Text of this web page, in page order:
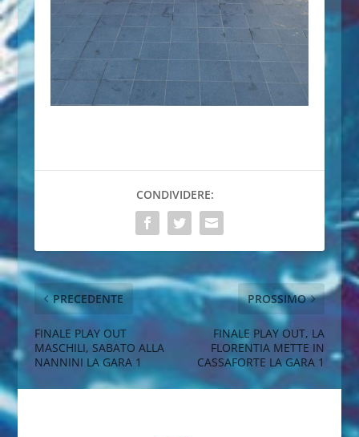
CONDIVIDERE:
PRECEDENTE
FINALE PLAY OUT
MASCHILI, SABATO ALLA
NANNINI LA GARA 1
PROSSIMO
FINALE PLAY OUT, LA
FLORENTIA METTE IN
CASSAFORTE LA GARA 1